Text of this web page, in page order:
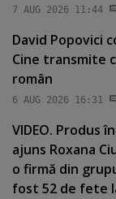
7 AUG 2026 11:44
David Popovici
Cine transmite
român
6 AUG 2026 16:31
VIDEO. Produs
ajuns Roxana
o firmă din
fost 52 de fete